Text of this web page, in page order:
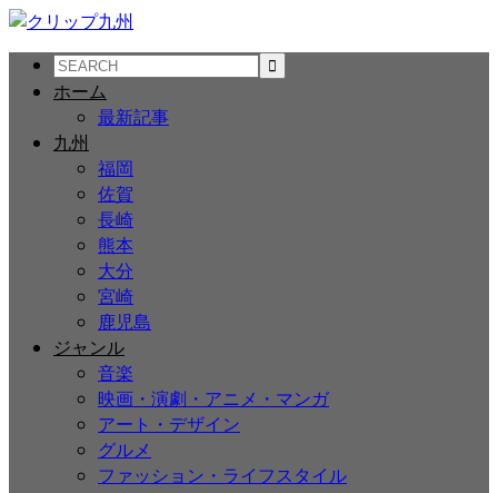
ホーム
最新記事
九州
福岡
佐賀
長崎
熊本
大分
宮崎
鹿児島
ジャンル
音楽
映画・演劇・アニメ・マンガ
アート・デザイン
グルメ
ファッション・ライフスタイル